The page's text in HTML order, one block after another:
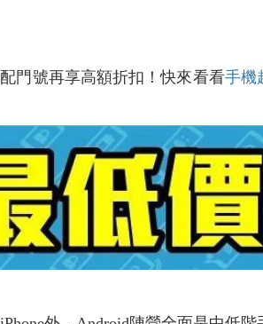
配門號再享高額折扣！快來看看手機